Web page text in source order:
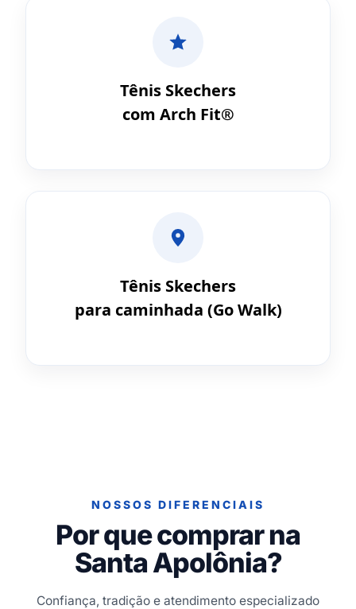
Tênis Skechers
com Arch Fit®
Tênis Skechers
para caminhada (Go Walk)
NOSSOS DIFERENCIAIS
Por que comprar na
Santa Apolônia?
Confiança, tradição e atendimento especializado